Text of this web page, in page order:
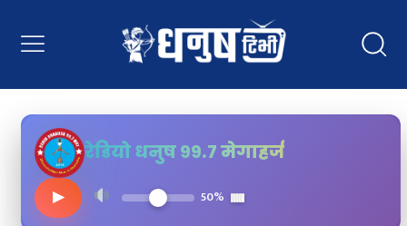
रेडियो धनुष ९९.७ मेगाहर्ज
▶
50%